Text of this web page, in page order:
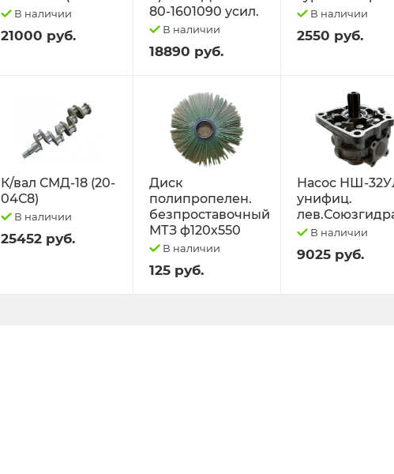
В наличии
21000 руб.
80-1601090 усил.
В наличии
18890 руб.
В наличии
2550 руб.
К/вал СМД-18 (20-
04С8)
В наличии
25452 руб.
Диск
полипропелен.
безпроставочный
МТЗ ф120х550
В наличии
125 руб.
Насос НШ-
унифиц.
В наличии
9025 руб.